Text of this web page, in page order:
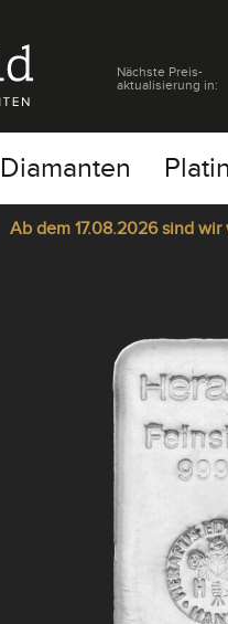
Nächste Preis-
aktualisierung in:
Diamanten
17.08.2026 sind wir